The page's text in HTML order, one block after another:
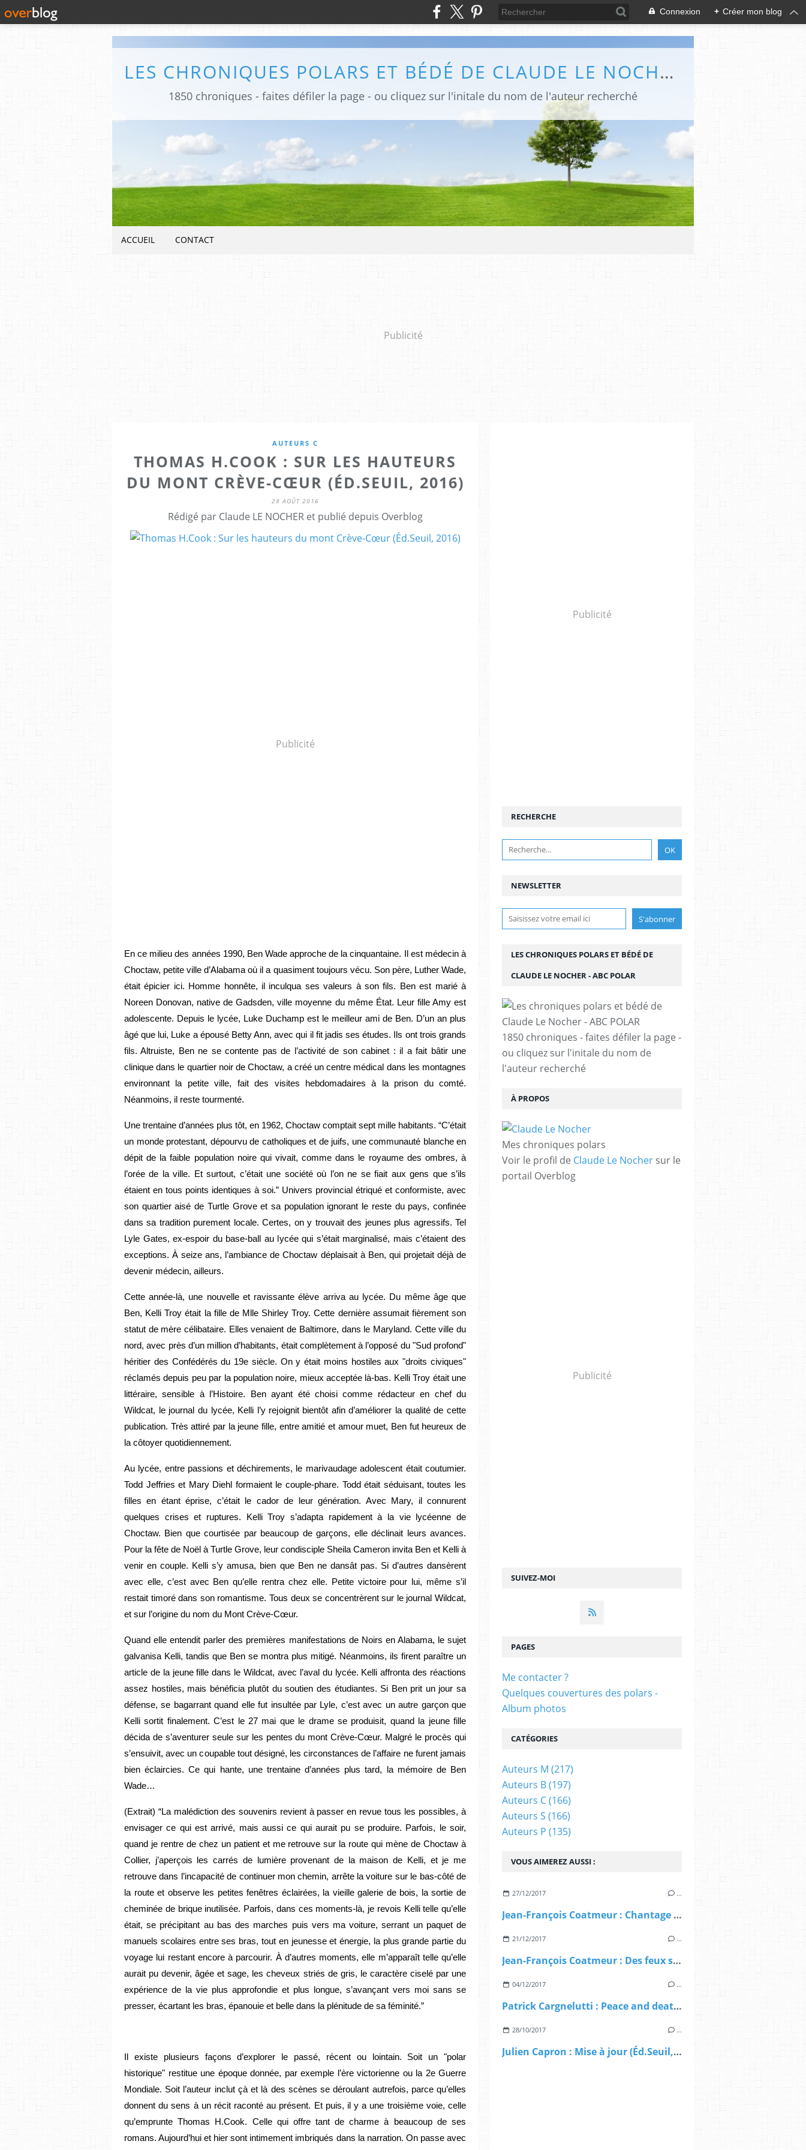
Connexion + Créer mon blog
LES CHRONIQUES POLARS ET BÉDÉ DE CLAUDE LE NOCHER - ABC POLAR
1850 chroniques - faites défiler la page - ou cliquez sur l'initale du nom de l'auteur recherché
ACCUEIL CONTACT
Publicité
AUTEURS C
THOMAS H.COOK : SUR LES HAUTEURS
DU MONT CRÈVE-CŒUR (ÉD.SEUIL, 2016)
28 AOÛT 2016
Rédigé par Claude LE NOCHER et publié depuis Overblog
Publicité
En ce milieu des années 1990, Ben Wade approche de la cinquantaine. Il est médecin à
Choctaw, petite ville d’Alabama où il a quasiment toujours vécu. Son père, Luther Wade,
était épicier ici. Homme honnête, il inculqua ses valeurs à son fils. Ben est marié à
Noreen Donovan, native de Gadsden, ville moyenne du même État. Leur fille Amy est
adolescente. Depuis le lycée, Luke Duchamp est le meilleur ami de Ben. D’un an plus
âgé que lui, Luke a épousé Betty Ann, avec qui il fit jadis ses études. Ils ont trois grands
fils. Altruiste, Ben ne se contente pas de l’activité de son cabinet : il a fait bâtir une
clinique dans le quartier noir de Choctaw, a créé un centre médical dans les montagnes
environnant la petite ville, fait des visites hebdomadaires à la prison du comté.
Néanmoins, il reste tourmenté.
Une trentaine d’années plus tôt, en 1962, Choctaw comptait sept mille habitants. “C’était
un monde protestant, dépourvu de catholiques et de juifs, une communauté blanche en
dépit de la faible population noire qui vivait, comme dans le royaume des ombres, à
l’orée de la ville. Et surtout, c’était une société où l’on ne se fiait aux gens que s’ils
étaient en tous points identiques à soi.” Univers provincial étriqué et conformiste, avec
son quartier aisé de Turtle Grove et sa population ignorant le reste du pays, confinée
dans sa tradition purement locale. Certes, on y trouvait des jeunes plus agressifs. Tel
Lyle Gates, ex-espoir du base-ball au lycée qui s’était marginalisé, mais c’étaient des
exceptions. À seize ans, l’ambiance de Choctaw déplaisait à Ben, qui projetait déjà de
devenir médecin, ailleurs.
Cette année-là, une nouvelle et ravissante élève arriva au lycée. Du même âge que
Ben, Kelli Troy était la fille de Mlle Shirley Troy. Cette dernière assumait fièrement son
statut de mère célibataire. Elles venaient de Baltimore, dans le Maryland. Cette ville du
nord, avec près d’un million d’habitants, était complètement à l’opposé du "Sud profond"
héritier des Confédérés du 19e siècle. On y était moins hostiles aux "droits civiques"
réclamés depuis peu par la population noire, mieux acceptée là-bas. Kelli Troy était une
littéraire, sensible à l’Histoire. Ben ayant été choisi comme rédacteur en chef du
Wildcat, le journal du lycée, Kelli l’y rejoignit bientôt afin d’améliorer la qualité de cette
publication. Très attiré par la jeune fille, entre amitié et amour muet, Ben fut heureux de
la côtoyer quotidiennement.
Au lycée, entre passions et déchirements, le marivaudage adolescent était coutumier.
Todd Jeffries et Mary Diehl formaient le couple-phare. Todd était séduisant, toutes les
filles en étant éprise, c’était le cador de leur génération. Avec Mary, il connurent
quelques crises et ruptures. Kelli Troy s’adapta rapidement à la vie lycéenne de
Choctaw. Bien que courtisée par beaucoup de garçons, elle déclinait leurs avances.
Pour la fête de Noël à Turtle Grove, leur condisciple Sheila Cameron invita Ben et Kelli à
venir en couple. Kelli s’y amusa, bien que Ben ne dansât pas. Si d’autres dansèrent
avec elle, c’est avec Ben qu’elle rentra chez elle. Petite victoire pour lui, même s’il
restait timoré dans son romantisme. Tous deux se concentrèrent sur le journal Wildcat,
et sur l’origine du nom du Mont Crève-Cœur.
Quand elle entendit parler des premières manifestations de Noirs en Alabama, le sujet
galvanisa Kelli, tandis que Ben se montra plus mitigé. Néanmoins, ils firent paraître un
article de la jeune fille dans le Wildcat, avec l’aval du lycée. Kelli affronta des réactions
assez hostiles, mais bénéficia plutôt du soutien des étudiantes. Si Ben prit un jour sa
défense, se bagarrant quand elle fut insultée par Lyle, c’est avec un autre garçon que
Kelli sortit finalement. C’est le 27 mai que le drame se produisit, quand la jeune fille
décida de s’aventurer seule sur les pentes du mont Crève-Cœur. Malgré le procès qui
s’ensuivit, avec un coupable tout désigné, les circonstances de l’affaire ne furent jamais
bien éclaircies. Ce qui hante, une trentaine d’années plus tard, la mémoire de Ben
Wade…
(Extrait) “La malédiction des souvenirs revient à passer en revue tous les possibles, à
envisager ce qui est arrivé, mais aussi ce qui aurait pu se produire. Parfois, le soir,
quand je rentre de chez un patient et me retrouve sur la route qui mène de Choctaw à
Collier, j’aperçois les carrés de lumière provenant de la maison de Kelli, et je me
retrouve dans l’incapacité de continuer mon chemin, arrête la voiture sur le bas-côté de
la route et observe les petites fenêtres éclairées, la vieille galerie de bois, la sortie de
cheminée de brique inutilisée. Parfois, dans ces moments-là, je revois Kelli telle qu’elle
était, se précipitant au bas des marches puis vers ma voiture, serrant un paquet de
manuels scolaires entre ses bras, tout en jeunesse et énergie, la plus grande partie du
voyage lui restant encore à parcourir. À d’autres moments, elle m’apparaît telle qu’elle
aurait pu devenir, âgée et sage, les cheveux striés de gris, le caractère ciselé par une
expérience de la vie plus approfondie et plus longue, s’avançant vers moi sans se
presser, écartant les bras, épanouie et belle dans la plénitude de sa féminité.”
Il existe plusieurs façons d’explorer le passé, récent ou lointain. Soit un "polar
historique" restitue une époque donnée, par exemple l’ère victorienne ou la 2e Guerre
Mondiale. Soit l’auteur inclut çà et là des scènes se déroulant autrefois, parce qu’elles
donnent du sens à un récit raconté au présent. Et puis, il y a une troisième voie, celle
qu’emprunte Thomas H.Cook. Celle qui offre tant de charme à beaucoup de ses
romans. Aujourd’hui et hier sont intimement imbriqués dans la narration. On passe avec
Publicité
NEWSLETTER
SUIVEZ-MOI
RECHERCHE
LES CHRONIQUES POLARS ET BÉDÉ DE
CLAUDE LE NOCHER - ABC POLAR
1850 chroniques - faites défiler la page -
ou cliquez sur l'initale du nom de
l'auteur recherché
À PROPOS
Mes chroniques polars
Voir le profil de Claude Le Nocher sur le
portail Overblog
Publicité
VOUS AIMEREZ AUSSI :
27/12/2017 …
Jean-François Coatmeur : Chantage sur une ombre (Le Masque, 1963)
21/12/2017 …
Jean-François Coatmeur : Des feux sous la cendre (Albin Michel, 1994)
04/12/2017 …
Patrick Cargnelutti : Peace and death (Éd.Jigal, 2017)
28/10/2017 …
Julien Capron : Mise à jour (Éd.Seuil, 2017)
PAGES
Me contacter ?
Quelques couvertures des polars -
Album photos
CATÉGORIES
Auteurs M (217)
Auteurs B(197)
Auteurs C(166)
Auteurs S (166)
Auteurs P (135)